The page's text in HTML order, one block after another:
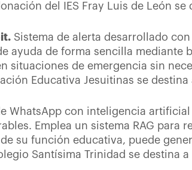
del IES Fray Luis de León
Sistema de alerta desarrollado
ayuda de forma sencilla mediante
situaciones de emergencia sin
Educativa Jesuitinas se destina
WhatsApp con inteligencia
Emplea un sistema RAG
su función educativa, puede
Santísima Trinidad se destina a